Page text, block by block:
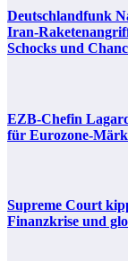
Deutschlandfunk
Iran-
Schocks und
EZB-Chefin
für Eurozone-
Supreme Court
Finanzkrise und